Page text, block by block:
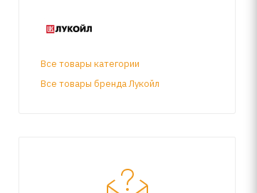
Все товары категории
Все товары бренда Лукойл